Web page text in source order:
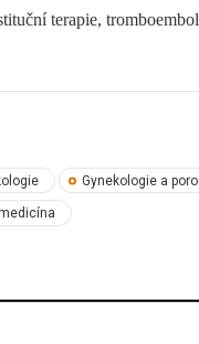
terapie,
Gynekologie a